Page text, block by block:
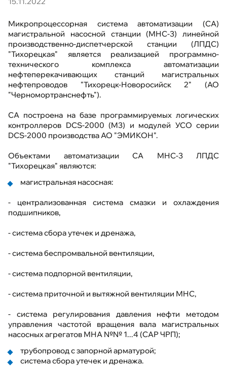
Новости
Вакансии
Выполненные проекты
Обратная связь
Карта сайта
Микропроцессорная система автоматизации (СА)
магистральной насосной станции (МНС-3) линейной
производственно-диспетчерской станции (ЛПДС)
"Тихорецкая" является реализацией программно-
технического комплекса автоматизации
нефтеперекачивающих станций магистральных
нефтепроводов "Тихорецк-Новоросийск 2" (АО
"Черномортранснефть").
СА построена на базе программируемых логических
контроллеров DCS-2000 (M3) и модулей УСО серии
DCS-2000 производства АО "ЭМИКОН".
Объектами автоматизации СА МНС-3 ЛПДС
"Тихорецкая" являются:
магистральная насосная:
- централизованная система смазки и охлаждения
подшипников,
- система сбора утечек и дренажа,
- система беспромвальной вентиляции,
- система подпорной вентиляции,
- система приточной и вытяжной вентиляции МНС,
- система регулирования давления нефти методом
управления частотой вращения вала магистральных
насосных агрегатов МНА №№ 1...4 (САР ЧРП);
трубопровод с запорной арматурой;
система сбора утечек и дренажа.